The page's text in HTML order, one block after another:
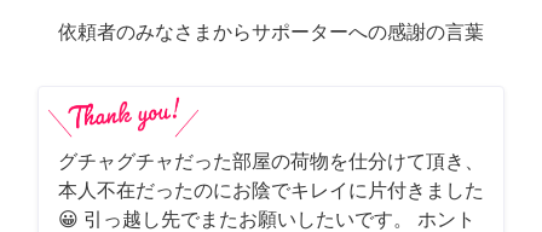
依頼者のみなさまからサポーターへの感謝の言葉
グチャグチャだった部屋の荷物を仕分けて頂き、
本人不在だったのにお陰でキレイに片付きました
😀 引っ越し先でまたお願いしたいです。 ホント